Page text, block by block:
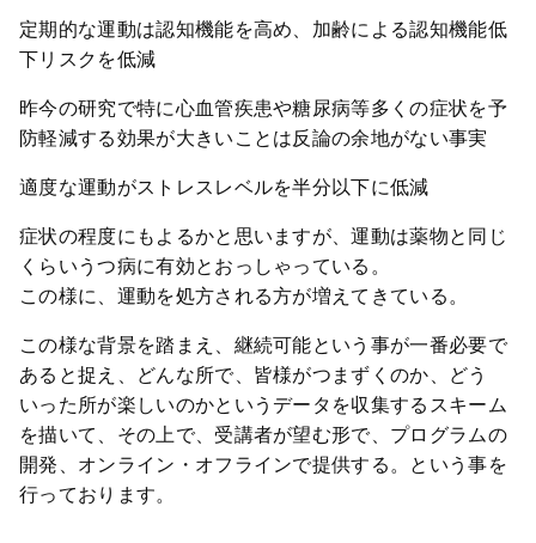
定期的な運動は認知機能を高め、加齢による認知機能低
下リスクを低減
昨今の研究で特に心血管疾患や糖尿病等多くの症状を予
防軽減する効果が大きいことは反論の余地がない事実
適度な運動がストレスレベルを半分以下に低減
症状の程度にもよるかと思いますが、運動は薬物と同じ
くらいうつ病に有効とおっしゃっている。
この様に、運動を処方される方が増えてきている。
この様な背景を踏まえ、継続可能という事が一番必要で
あると捉え、どんな所で、皆様がつまずくのか、どう
いった所が楽しいのかというデータを収集するスキーム
を描いて、その上で、受講者が望む形で、プログラムの
開発、オンライン・オフラインで提供する。という事を
行っております。